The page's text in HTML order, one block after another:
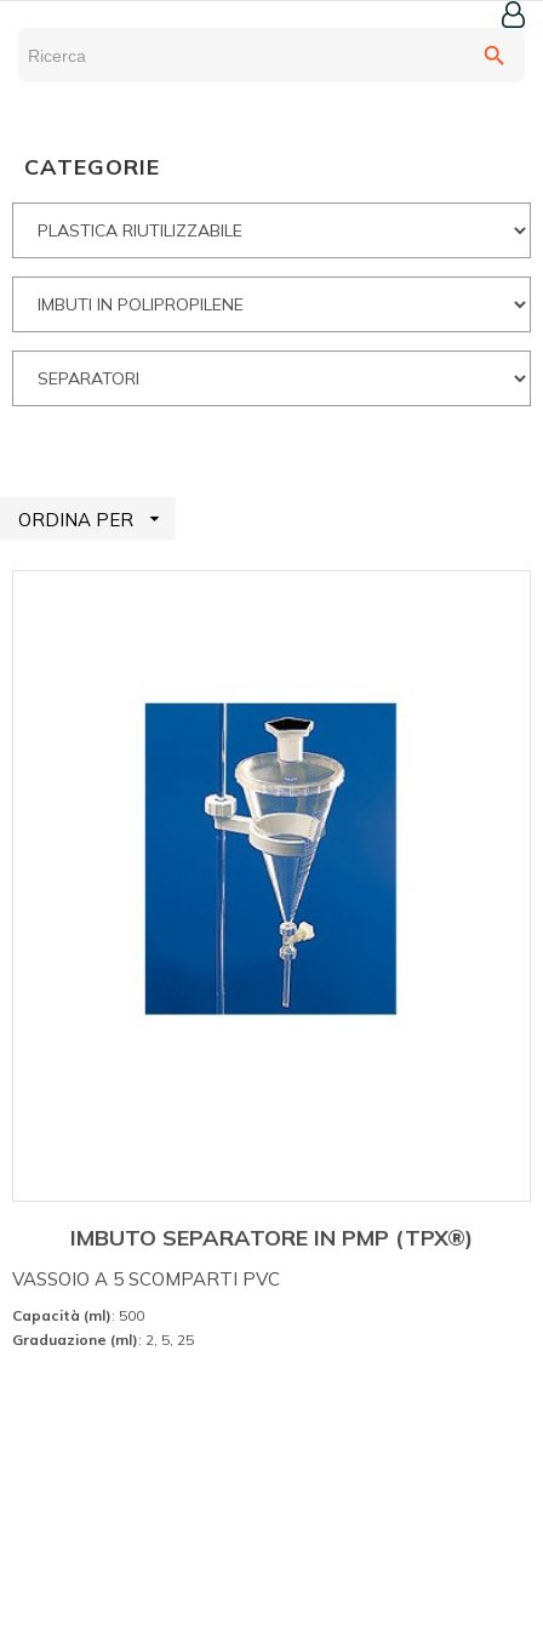
search
CATEGORIE
ORDINA PER 
IMBUTO SEPARATORE IN PMP (TPX®)
VASSOIO A 5 SCOMPARTI PVC
Capacità (ml): 500
Graduazione (ml): 2, 5, 25